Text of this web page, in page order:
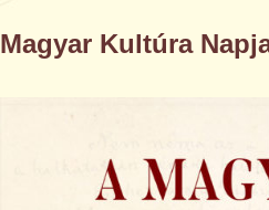
Magyar Kultúra